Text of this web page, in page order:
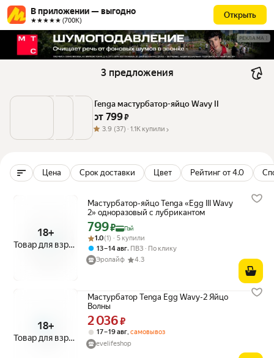
В приложении — выгодно
★★★★★ (700К)
Открыть
РЕКЛАМА
3 предложения
Tenga мастурбатор-яйцо Wavy II
от 799 ₽
3.9 (37) · 1.1K купили
Цена Срок доставки Цвет Рейтинг от 4.0
18+
Товар для взрослых
Мастурбатор-яйцо Tenga «Egg III Wavy
2» одноразовый с лубрикантом
Цена с картой Яндекс Пэй 799 ₽ вместо
799₽ Пэй
Рейтинг товара: 1.0 из 5
Оценок: (1) · 5 купили
1.0(1) · 5 купили
13 – 14 авг, ПВЗ
По клику
Эролайф
4.3
18+
Товар для взрослых
Мастурбатор Tenga Egg Wavy-2 Яйцо
Волны
Цена 2036 ₽ вместо
2 036₽
17 – 19 авг, самовывоз
evelifeshop